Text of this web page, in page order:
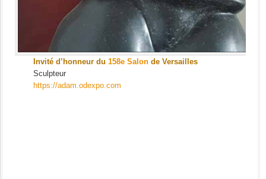
Invité d’honneur du158e Salon de Versailles
Sculpteur
https://adam.odexpo.com